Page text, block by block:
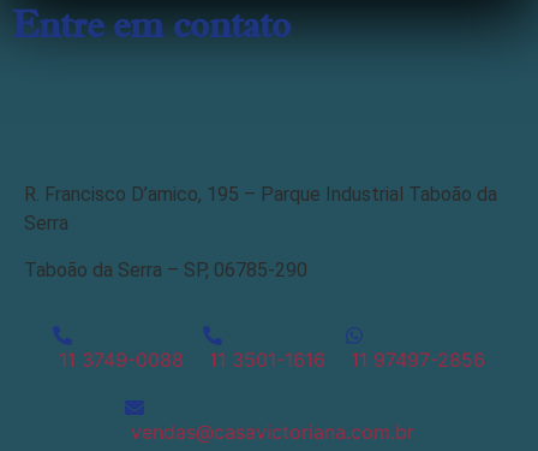
Entre em contato
R. Francisco D’amico, 195 – Parque Industrial Taboão da
Serra
Taboão da Serra – SP, 06785-290
11 3749-0088 11 3501-1616 11 97497-2856
vendas@casavictoriana.com.br